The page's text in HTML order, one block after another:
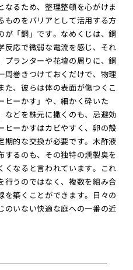
なるため、整理整頓を心がけま
ものをバリアとして活用する方
が「銅」です。なめくじは、銅
反応で微弱な電流を感じ、それ
プランターや花壇の周りに、銅
周巻きつけておくだけで、物理
た、彼らは体の表面が傷つくこ
ヒーかす」や、細かく砕いた
などを株元に撒くのも、忌避効
ヒーかすはカビやすく、卵の殻
期的な交換が必要です。木酢液
するのも、その独特の燻製臭を
くなると言われています。これ
行うのではなく、複数を組み合
を築くことができます。日々の
のいない快適な庭への一番の近